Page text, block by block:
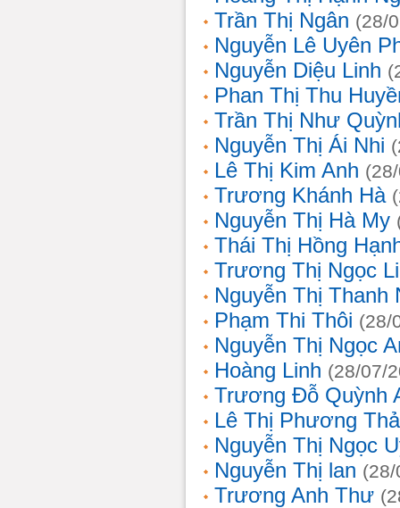
Trần Thị Ngân (28/
Nguyễn Lê Uyên
Nguyễn Diệu Linh
Phan Thị Thu
Trần Thị Như
Nguyễn Thị Ái Nhi
Lê Thị Kim Anh
Trương Khánh Hà
Nguyễn Thị Hà My
Thái Thị Hồng
Trương Thị Ngọc
Nguyễn Thị Thanh
Phạm Thi Thôi (28/
Nguyễn Thị Ngọc
Hoàng Linh (28/07/
Trương Đỗ Quỳnh
Lê Thị Phương
Nguyễn Thị Ngọc
Nguyễn Thị lan
Trương Anh Thư